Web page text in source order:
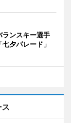
ランスキー選手
夕パレード」